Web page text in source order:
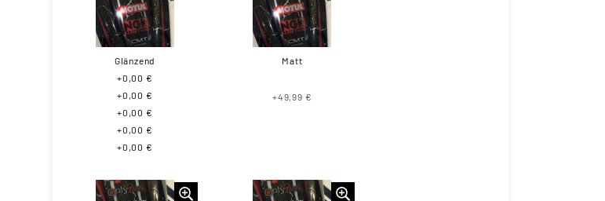
Glänzend
+0,00 €
+0,00 €
+0,00 €
+0,00 €
+0,00 €
Matt
+49,99 €